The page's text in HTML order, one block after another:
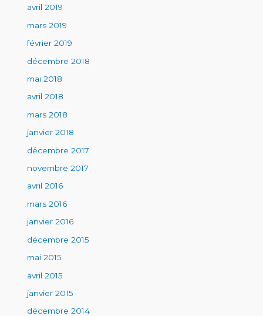
avril 2019
mars 2019
février 2019
décembre 2018
mai 2018
avril 2018
mars 2018
janvier 2018
décembre 2017
novembre 2017
avril 2016
mars 2016
janvier 2016
décembre 2015
mai 2015
avril 2015
janvier 2015
décembre 2014